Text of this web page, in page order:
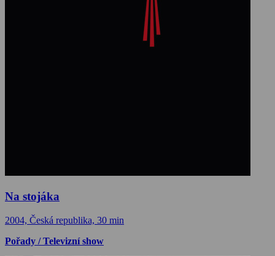
Na stojáka
2004, Česká republika, 30 min
Pořady / Televizní show